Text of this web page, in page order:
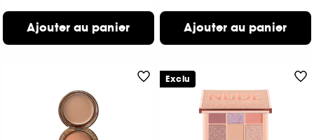
Ajouter au panier Ajouter au panier
Exclu